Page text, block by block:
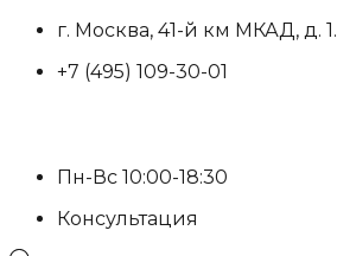
Перейти
содержимому
г. Москва, 41-й км МКАД, д. 1.
+7 (495) 109-30-01
Пн-Вс 10:00-18:30
Консультация